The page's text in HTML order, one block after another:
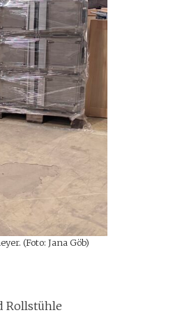
(Foto: Jana Göb)
Rollstühle